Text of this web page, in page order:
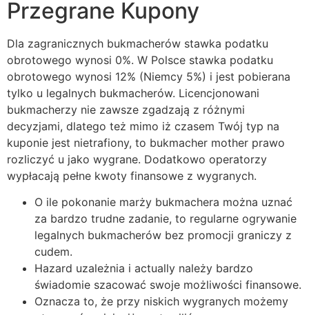
Przegrane Kupony
Dla zagranicznych bukmacherów stawka podatku
obrotowego wynosi 0%. W Polsce stawka podatku
obrotowego wynosi 12% (Niemcy 5%) i jest pobierana
tylko u legalnych bukmacherów. Licencjonowani
bukmacherzy nie zawsze zgadzają z różnymi
decyzjami, dlatego też mimo iż czasem Twój typ na
kuponie jest nietrafiony, to bukmacher mother prawo
rozliczyć u jako wygrane. Dodatkowo operatorzy
wypłacają pełne kwoty finansowe z wygranych.
O ile pokonanie marży bukmachera można uznać
za bardzo trudne zadanie, to regularne ogrywanie
legalnych bukmacherów bez promocji graniczy z
cudem.
Hazard uzależnia i actually należy bardzo
świadomie szacować swoje możliwości finansowe.
Oznacza to, że przy niskich wygranych możemy